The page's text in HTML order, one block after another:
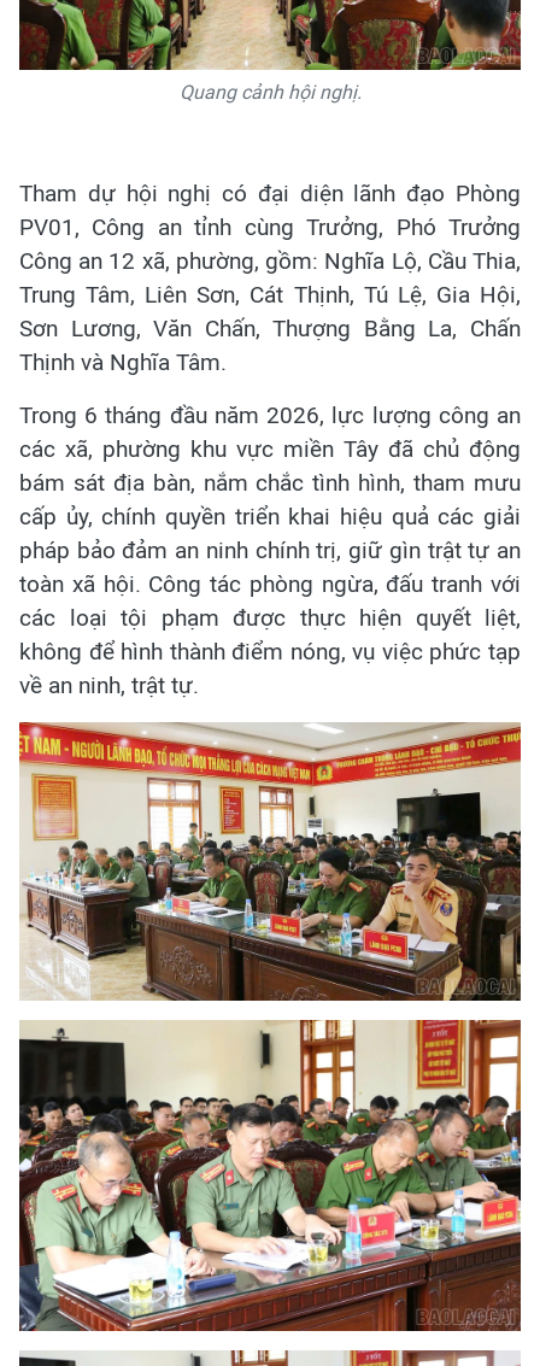
Quang cảnh hội nghị.
Tham dự hội nghị có đại diện lãnh đạo Phòng
PV01, Công an tỉnh cùng Trưởng, Phó Trưởng
Công an 12 xã, phường, gồm: Nghĩa Lộ, Cầu Thia,
Trung Tâm, Liên Sơn, Cát Thịnh, Tú Lệ, Gia Hội,
Sơn Lương, Văn Chấn, Thượng Bằng La, Chấn
Thịnh và Nghĩa Tâm.
Trong 6 tháng đầu năm 2026, lực lượng công an
các xã, phường khu vực miền Tây đã chủ động
bám sát địa bàn, nắm chắc tình hình, tham mưu
cấp ủy, chính quyền triển khai hiệu quả các giải
pháp bảo đảm an ninh chính trị, giữ gìn trật tự an
toàn xã hội. Công tác phòng ngừa, đấu tranh với
các loại tội phạm được thực hiện quyết liệt,
không để hình thành điểm nóng, vụ việc phức tạp
về an ninh, trật tự.